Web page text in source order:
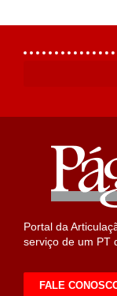
Portal da
serviço de um PT
FALE